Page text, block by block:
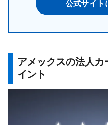
公式サイト
アメックスの法人
イント